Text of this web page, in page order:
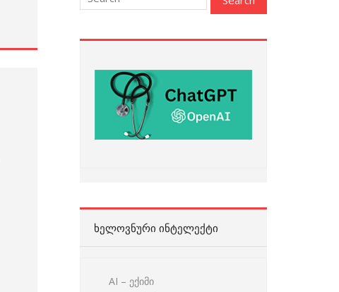
ᲮᲔᲚᲝᲕᲜᲣᲠᲘ ᲘᲜᲢᲔᲚᲔᲥᲢᲘ
AI – ექიმი